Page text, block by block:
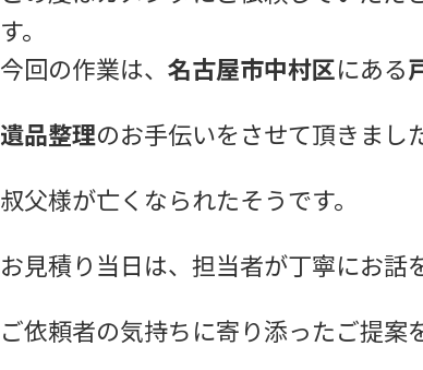
す。
今回の作業は、 名古屋市中村区にある
遺品整理のお手伝いをさせて頂きまし
叔父様が亡くなられたそうです。
お見積り当日は、担当者が丁寧にお話
ご依頼者の気持ちに寄り添ったご提案